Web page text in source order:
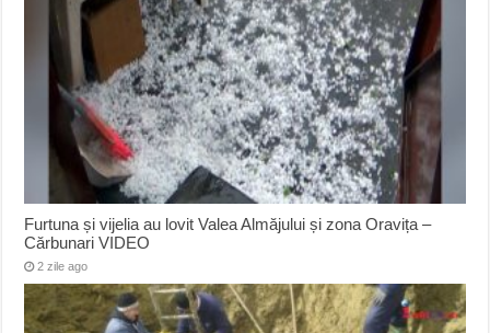
Furtuna și vijelia au lovit Valea Almăjului și zona Oravița –
Cărbunari VIDEO
2 zile ago